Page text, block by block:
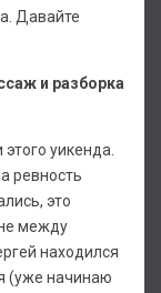
Давайте
и разборка
уикенда.
ревность
это
между
находился
(уже начинаю